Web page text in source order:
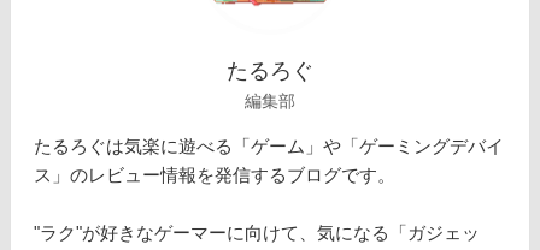
たるろぐ
編集部
たるろぐは気楽に遊べる「ゲーム」や「ゲーミングデバイ
ス」のレビュー情報を発信するブログです。
"ラク"が好きなゲーマーに向けて、気になる「ガジェッ